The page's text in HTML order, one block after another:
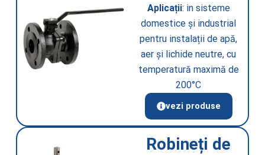
Aplicații: in sisteme
domestice și industrial
pentru instalații de apă,
aer și lichide neutre, cu
temperatură maximă de
200°C
vezi produse
Robineți de